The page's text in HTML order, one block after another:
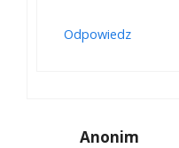
Odpowiedz
Anonim